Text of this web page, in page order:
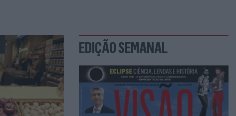
EDIÇÃO SEMANAL